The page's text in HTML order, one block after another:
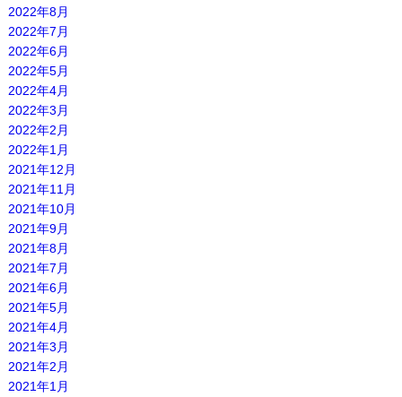
2022年8月
2022年7月
2022年6月
2022年5月
2022年4月
2022年3月
2022年2月
2022年1月
2021年12月
2021年11月
2021年10月
2021年9月
2021年8月
2021年7月
2021年6月
2021年5月
2021年4月
2021年3月
2021年2月
2021年1月